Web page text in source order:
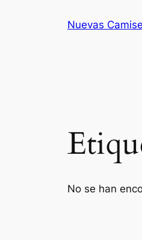
Nuevas
No se han